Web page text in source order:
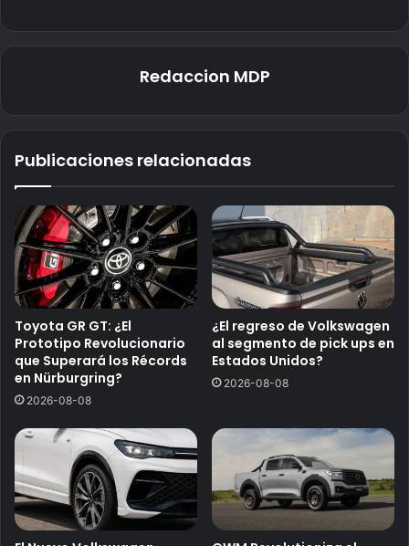
Redaccion MDP
Publicaciones relacionadas
Toyota GR GT: ¿El
Prototipo Revolucionario
que Superará los Récords
en Nürburgring?
2026-08-08
¿El regreso de Volkswagen
al segmento de pick ups en
Estados Unidos?
2026-08-08